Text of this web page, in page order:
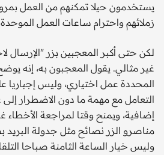
يستخدمون حيلا تمكنهم من العمل
زملائهم واحترام ساعات العمل
لكن حتى أكبر المعجبين بزر "الإرسال
غير مثالي. يقول المعجبون به، إنه
المحددة عمل اختياري، وليس إجباريا
التعامل مع مهمة ما دون الاضطرار
إضافية، ويمنح وقتا لمراجعة
مناصرو الزر نصائح مثل جدولة البريد
وليس خيار الساعة الثامنة صباحا